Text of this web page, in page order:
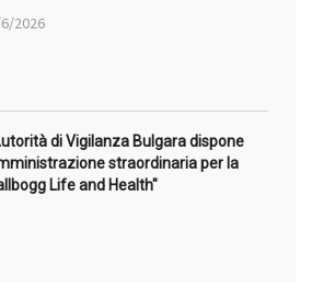
2026
di Vigilanza Bulgara dispone
straordinaria per la
Life and Health"